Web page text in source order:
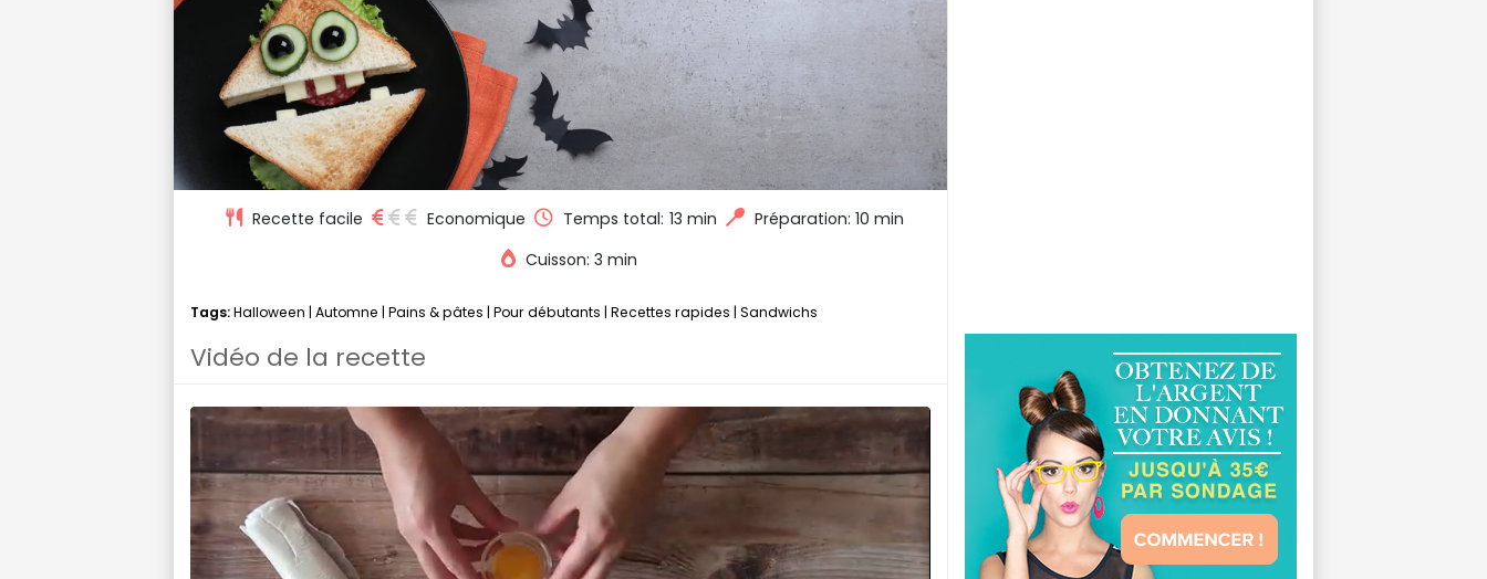
Recette facile Economique Temps total: 13 min
Préparation: 10 min
Cuisson: 3 min
Tags:Halloween | Automne | Pains & pâtes | Pour débutants | Recettes rapides | Sandwichs
Vidéo de la recette